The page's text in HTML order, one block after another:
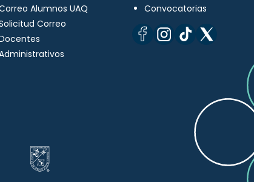
Alumnos UAQ
Correo
Convocatorias